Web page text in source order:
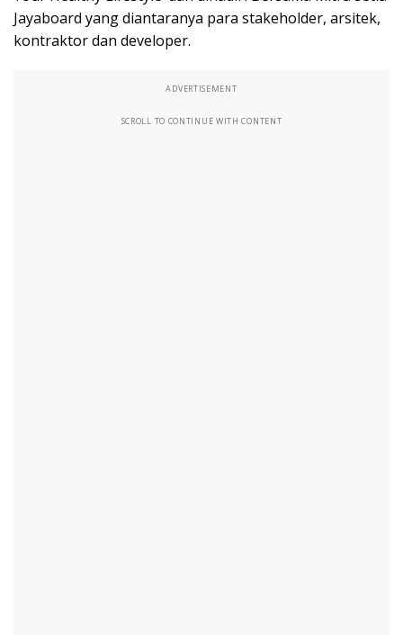
Jayaboard yang diantaranya para stakeholder, arsitek,
kontraktor dan developer.
ADVERTISEMENT
SCROLL TO CONTINUE WITH CONTENT